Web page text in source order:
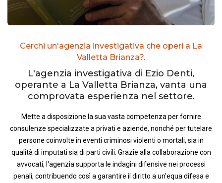
Cerchi un'agenzia investigativa che operi a La
Valletta Brianza?.
L'agenzia investigativa di Ezio Denti,
operante a La Valletta Brianza, vanta una
comprovata esperienza nel settore.
Mette a disposizione la sua vasta competenza per fornire
consulenze specializzate a privati e aziende, nonché per tutelare
persone coinvolte in eventi criminosi violenti o mortali, sia in
qualità di imputati sia di parti civili. Grazie alla collaborazione con
avvocati, l'agenzia supporta le indagini difensive nei processi
penali, contribuendo così a garantire il diritto a un'equa difesa e